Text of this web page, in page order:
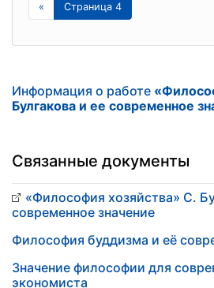
« Страница 4
Информация о работе
Булгакова и ее современное
Связанные документы
«Философия хозяйства» С.
современное значение
Философия буддизма и её
Значение философии для
экономиста